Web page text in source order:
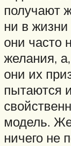
получают
ни в
они часто
желания,
они их
пытаются
модель.
ничего не